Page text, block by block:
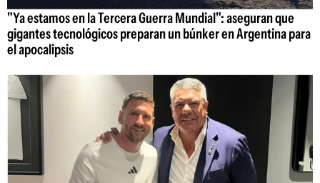
"Ya estamos en la Tercera Guerra Mundial": aseguran que
gigantes tecnológicos preparan un búnker en Argentina para
el apocalipsis